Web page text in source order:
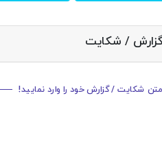
/ شکایت
متن شکایت / گزارش خود را وارد نمایید!